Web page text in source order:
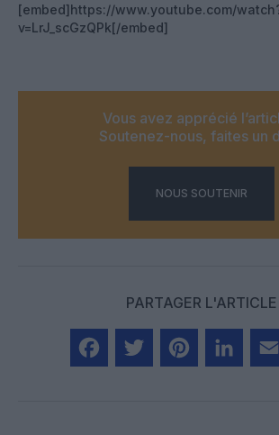
[embed]https://www.youtube.com/
v=LrJ_scGzQPk[/embed]
Vous avez apprécié
Soutenez-nous, faites un
NOUS SOUTENIR
PARTAGER L'ARTICLE